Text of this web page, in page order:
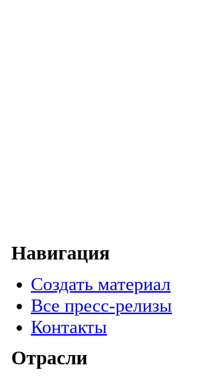
Навигация
Создать материал
Все пресс-релизы
Контакты
Отрасли